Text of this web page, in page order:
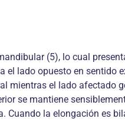
(5), lo cual
lado opuesto en
el lado afectado
se mantiene
Cuando la elongación es